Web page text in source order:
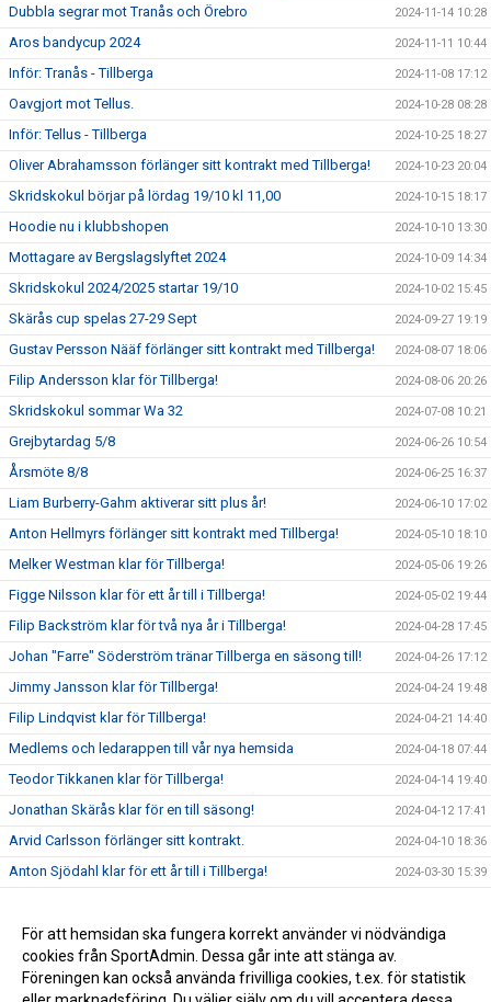
Dubbla segrar mot Tranås och Örebro 2024-11-14 10:28
Aros bandycup 2024 2024-11-11 10:44
Inför: Tranås - Tillberga 2024-11-08 17:12
Oavgjort mot Tellus. 2024-10-28 08:28
Inför: Tellus - Tillberga 2024-10-25 18:27
Oliver Abrahamsson förlänger sitt kontrakt med Tillberga! 2024-10-23 20:04
Skridskokul börjar på lördag 19/10 kl 11,00 2024-10-15 18:17
Hoodie nu i klubbshopen 2024-10-10 13:30
Mottagare av Bergslagslyftet 2024 2024-10-09 14:34
Skridskokul 2024/2025 startar 19/10 2024-10-02 15:45
Skärås cup spelas 27-29 Sept 2024-09-27 19:19
Gustav Persson Nääf förlänger sitt kontrakt med Tillberga! 2024-08-07 18:06
Filip Andersson klar för Tillberga! 2024-08-06 20:26
Skridskokul sommar Wa 32 2024-07-08 10:21
Grejbytardag 5/8 2024-06-26 10:54
Årsmöte 8/8 2024-06-25 16:37
Liam Burberry-Gahm aktiverar sitt plus år! 2024-06-10 17:02
Anton Hellmyrs förlänger sitt kontrakt med Tillberga! 2024-05-10 18:10
Melker Westman klar för Tillberga! 2024-05-06 19:26
Figge Nilsson klar för ett år till i Tillberga! 2024-05-02 19:44
Filip Backström klar för två nya år i Tillberga! 2024-04-28 17:45
Johan "Farre" Söderström tränar Tillberga en säsong till! 2024-04-26 17:12
Jimmy Jansson klar för Tillberga! 2024-04-24 19:48
Filip Lindqvist klar för Tillberga! 2024-04-21 14:40
Medlems och ledarappen till vår nya hemsida 2024-04-18 07:44
Teodor Tikkanen klar för Tillberga! 2024-04-14 19:40
Jonathan Skärås klar för en till säsong! 2024-04-12 17:41
Arvid Carlsson förlänger sitt kontrakt. 2024-04-10 18:36
Anton Sjödahl klar för ett år till i Tillberga! 2024-03-30 15:39
Jesper Flodström ny sportchef för Tillberga! 2024-03-22 18:58
Pinnostödet 2024 till Gullan! 2024-03-22 09:12
För att hemsidan ska fungera korrekt använder vi nödvändiga
cookies från SportAdmin. Dessa går inte att stänga av.
Föreningen kan också använda frivilliga cookies, t.ex. för statistik